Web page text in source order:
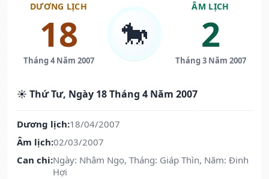
DƯƠNG LỊCH
18
Tháng 4 Năm 2007
🐎
ÂM LỊCH
2
Tháng 3 Năm 2007
☀️ Thứ Tư, Ngày 18 Tháng 4 Năm 2007
Dương lịch:18/04/2007
Âm lịch:02/03/2007
Can chi:Ngày: Nhâm Ngọ, Tháng: Giáp Thìn, Năm: Đinh
Hợi